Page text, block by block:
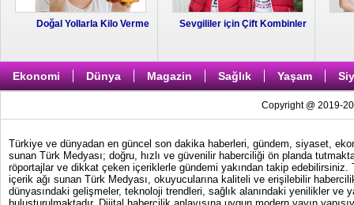
Doğal Yollarla Kilo Verme Sevgililer için Çift Kombinler
Ekonomi Dünya Magazin Sağlık Yaşam
Copyright @ 2019-
Türkiye ve dünyadan en güncel son dakika haberleri, gündem, siyaset,
sunan Türk Medyası; doğru, hızlı ve güvenilir haberciliği ön planda
röportajlar ve dikkat çeken içeriklerle gündemi yakından takip
içerik ağı sunan Türk Medyası, okuyucularına kaliteli ve erişilebilir
dünyasındaki gelişmeler, teknoloji trendleri, sağlık alanındaki yenilikler